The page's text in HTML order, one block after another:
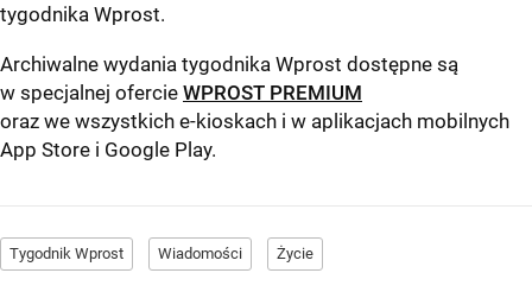
tygodnika Wprost.
Archiwalne wydania tygodnika Wprost dostępne są
w specjalnej ofercie WPROST PREMIUM
oraz we wszystkich e-kioskach i w aplikacjach mobilnych
App Store i Google Play.
Tygodnik Wprost Wiadomości Życie